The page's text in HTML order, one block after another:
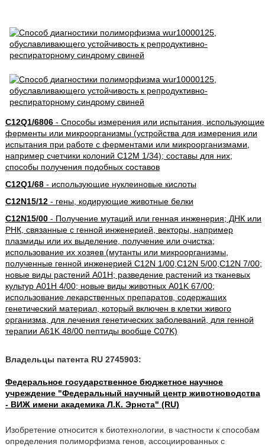
C12Q1/6806- Способы измерения или испытания, использующие
ферменты или микроорганизмы (устройства для измерения или
испытания при работе с ферментами или микроорганизмами,
например счетчики колоний C12M 1/34); составы для них;
способы получения подобных составов
C12Q1/68- использующие нуклеиновые кислоты
C12N15/12- гены, кодирующие животные белки
C12N15/00- Получение мутаций или генная инженерия; ДНК или
РНК, связанные с генной инженерией, векторы, например
плазмиды или их выделение, получение или очистка;
использование их хозяев (мутанты или микроорганизмы,
полученные генной инженерией C12N 1/00,C12N 5/00,C12N 7/00;
новые виды растений A01H; разведение растений из тканевых
культур A01H 4/00; новые виды животных A01K 67/00;
использование лекарственных препаратов, содержащих
генетический материал, который включен в клетки живого
организма, для лечения генетических заболеваний, для генной
терапии A61K 48/00 пептиды вообще C07K)
Владельцы патента RU 2745903:
Федеральное государственное бюджетное научное
учреждение "Федеральный научный центр животноводства
- ВИЖ имени академика Л.К. Эрнста" (RU)
Изобретение относится к биотехнологии, в частности к способам
определения полиморфизма генов, ассоциированных с